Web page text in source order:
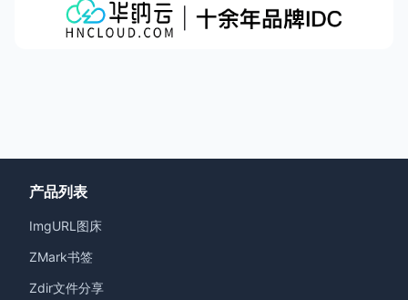
产品列表
ImgURL图床
ZMark书签
Zdir文件分享